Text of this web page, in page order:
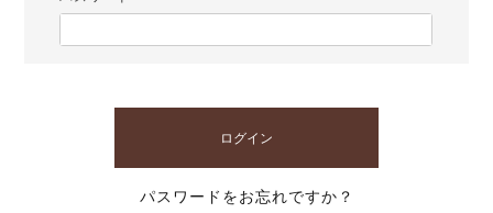
ログイン
パスワードをお忘れですか？